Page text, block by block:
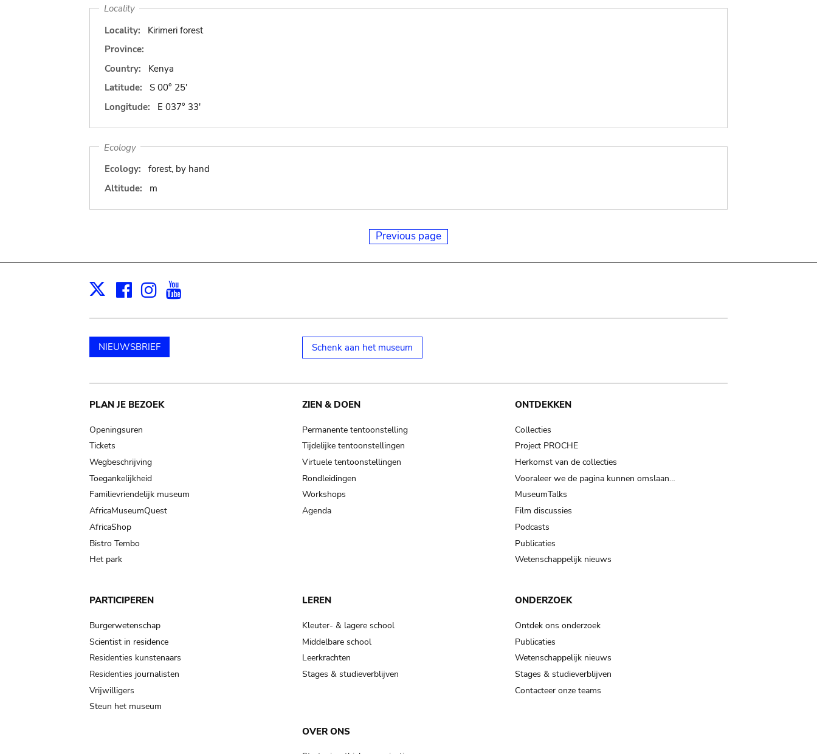
Locality
Locality:
Kirimeri forest
Province:
Country:
Kenya
Latitude:
S 00° 25'
Longitude:
E 037° 33'
Ecology
Ecology:
forest, by hand
Altitude:
m
Previous page
X Facebook
Instagram
NIEUWSBRIEF Schenk aan het museum
Main
navigation
PLAN JE BEZOEK
Openingsuren
Tickets
Wegbeschrijving
Toegankelijkheid
Familievriendelijk museum
AfricaMuseumQuest
AfricaShop
Bistro Tembo
Het park
ZIEN & DOEN
Permanente tentoonstelling
Tijdelijke tentoonstellingen
Virtuele tentoonstellingen
Rondleidingen
Workshops
Agenda
ONTDEKKEN
Collecties
Project PROCHE
Herkomst van de collecties
Vooraleer we de pagina kunnen omslaan…
MuseumTalks
Film discussies
Podcasts
Publicaties
Wetenschappelijk nieuws
PARTICIPEREN
Burgerwetenschap
Scientist in residence
Residenties kunstenaars
Residenties journalisten
Vrijwilligers
Steun het museum
LEREN
Kleuter- & lagere school
Middelbare school
Leerkrachten
Stages & studieverblijven
ONDERZOEK
Ontdek ons onderzoek
Publicaties
Wetenschappelijk nieuws
Stages & studieverblijven
Contacteer onze teams
OVER ONS